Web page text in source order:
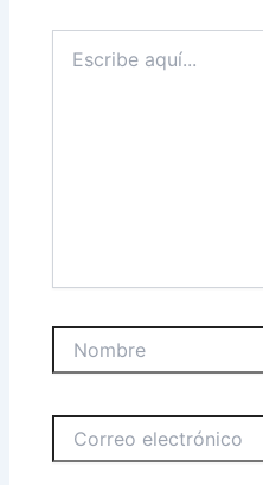
aquí...
electrónico